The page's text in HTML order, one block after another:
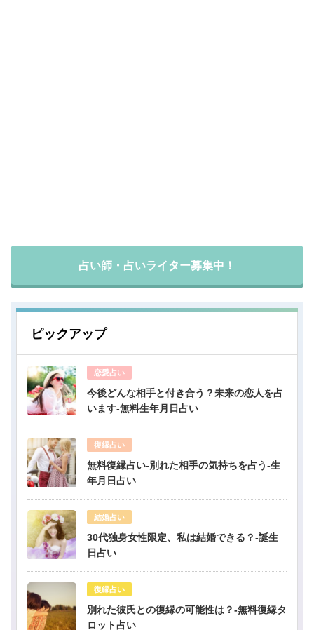
占い師・占いライター募集中！
ピックアップ
恋愛占い
今後どんな相手と付き合う？未来の恋人を占
います-無料生年月日占い
復縁占い
無料復縁占い-別れた相手の気持ちを占う-生
年月日占い
結婚占い
30代独身女性限定、私は結婚できる？-誕生
日占い
復縁占い
別れた彼氏との復縁の可能性は？-無料復縁タ
ロット占い